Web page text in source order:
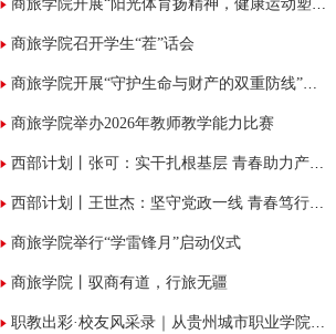
商旅学院开展“阳光体育扬精神，健康运动塑身心”主题班团会
商旅学院召开学生“茬”话会
商旅学院开展“守护生命与财产的双重防线”主题安全教育会
商旅学院举办2026年教师教学能力比赛
西部计划丨张可：实干扎根基层 青春助力产业振兴
西部计划丨王世杰：坚守党政一线 青春笃行诠释初心
商旅学院举行“学雷锋月”启动仪式
商旅学院丨驭商有道，行旅无疆
职教出彩·校友风采录｜从贵州城市职业学院走出的“利刃先锋”——记商旅学院优秀毕业生、退役军人创业者何新